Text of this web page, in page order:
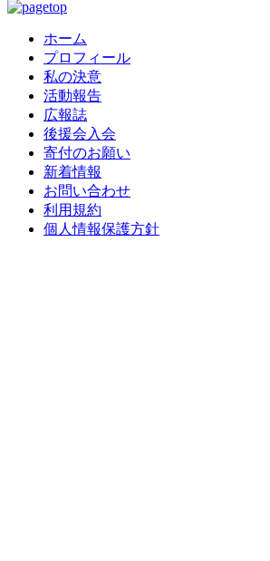
ホーム
プロフィール
私の決意
活動報告
広報誌
後援会入会
寄付のお願い
新着情報
お問い合わせ
利用規約
個人情報保護方針